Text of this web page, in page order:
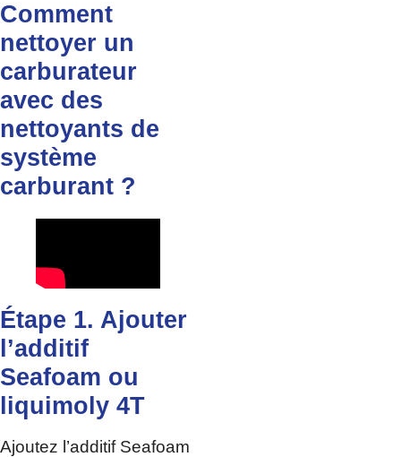
Comment
nettoyer un
carburateur
avec des
nettoyants de
système
carburant ?
Étape 1. Ajouter
l’additif
Seafoam ou
liquimoly 4T
Ajoutez l’additif Seafoam